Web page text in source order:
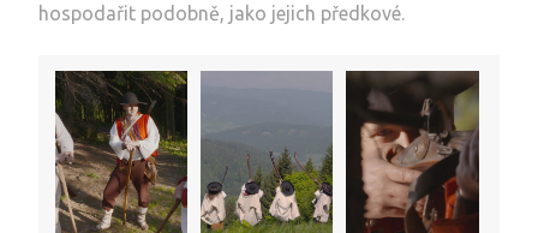
hospodařit podobně, jako jejich předkové.